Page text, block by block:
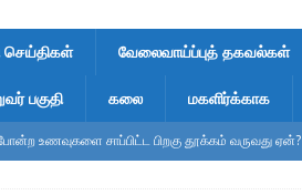
செய்திகள் வேலைவாய்ப்புத் தகவல்கள்
பகுதி கலை மகளிர்க்காக
உணவுகளை சாப்பிட்ட பிறகு தூக்கம் வருவது ஏன்?